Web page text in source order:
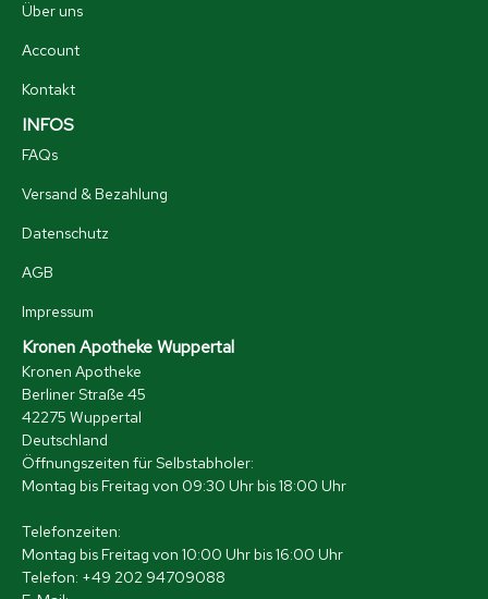
Über uns
Account
Kontakt
INFOS
FAQs
Versand & Bezahlung
Datenschutz
AGB
Impressum
Kronen Apotheke Wuppertal
Kronen Apotheke
Berliner Straße 45
42275 Wuppertal
Deutschland
Öffnungszeiten für Selbstabholer:
Montag bis Freitag von 09:30 Uhr bis 18:00 Uhr
Telefonzeiten:
Montag bis Freitag von 10:00 Uhr bis 16:00 Uhr
Telefon: +49 202 94709088